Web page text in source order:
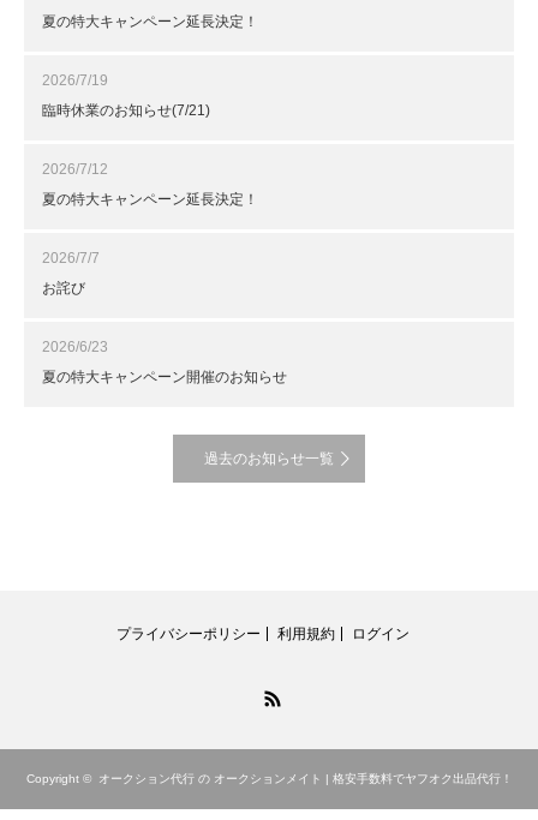
夏の特大キャンペーン延長決定！
2026/7/19
臨時休業のお知らせ(7/21)
2026/7/12
夏の特大キャンペーン延長決定！
2026/7/7
お詫び
2026/6/23
夏の特大キャンペーン開催のお知らせ
過去のお知らせ一覧
プライバシーポリシー 利用規約 ログイン
Copyright © オークション代行 の オークションメイト | 格安手数料でヤフオク出品代行！